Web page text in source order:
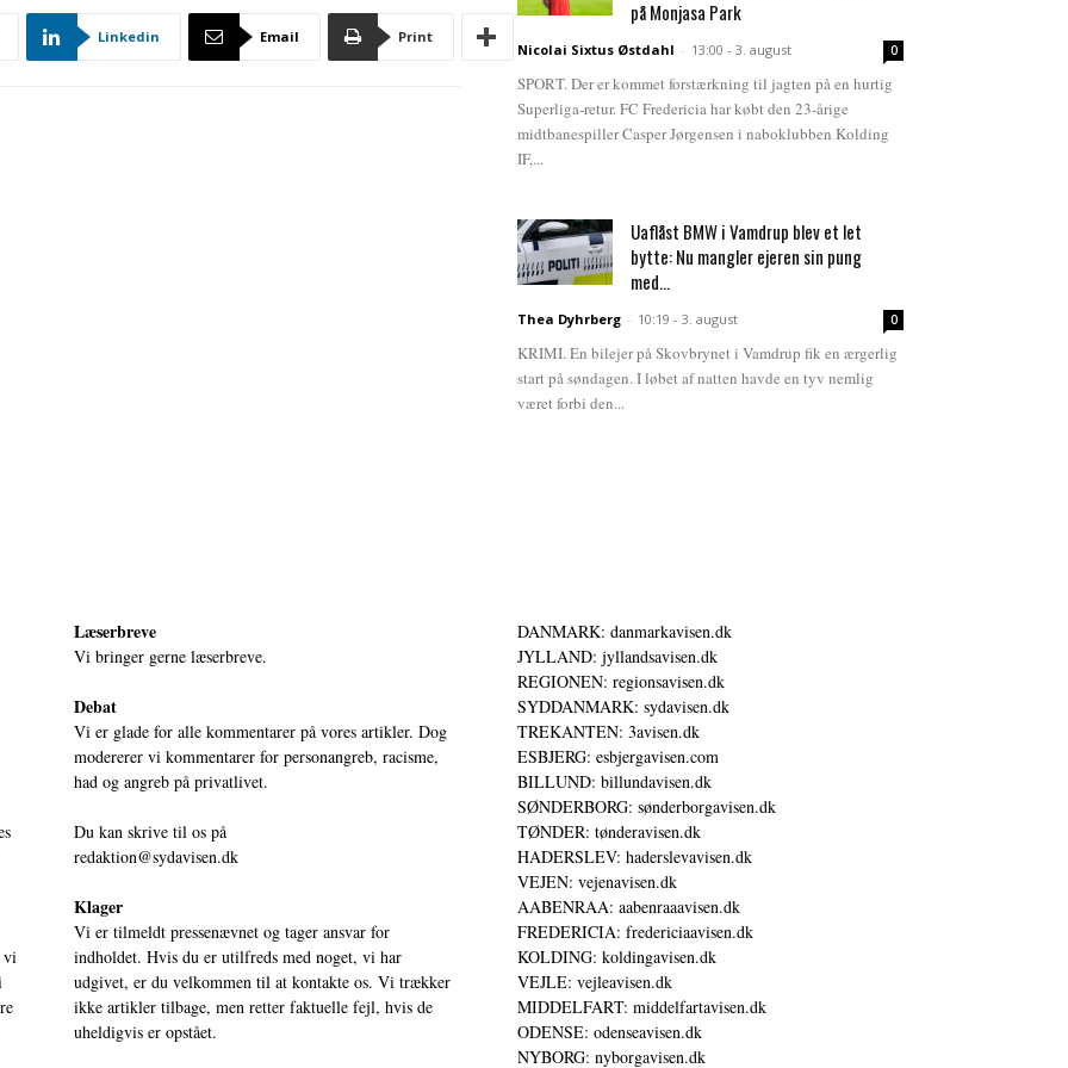
Linkedin Email Print
på Monjasa Park
Nicolai Sixtus Østdahl - 13:00 - 3. august 0
SPORT. Der er kommet forstærkning til jagten på en hurtig
Superliga-retur. FC Fredericia har købt den 23-årige
midtbanespiller Casper Jørgensen i naboklubben Kolding
IF,...
Uaflåst BMW i Vamdrup blev et let
bytte: Nu mangler ejeren sin pung
med...
Thea Dyhrberg - 10:19 - 3. august 0
KRIMI. En bilejer på Skovbrynet i Vamdrup fik en ærgerlig
start på søndagen. I løbet af natten havde en tyv nemlig
været forbi den...
vi
Læserbreve
Vi bringer gerne læserbreve.
Debat
Vi er glade for alle kommentarer på vores artikler. Dog
modererer vi kommentarer for personangreb, racisme,
had og angreb på privatlivet.
Du kan skrive til os på
redaktion@sydavisen.dk
Klager
Vi er tilmeldt pressenævnet og tager ansvar for
indholdet. Hvis du er utilfreds med noget, vi har
udgivet, er du velkommen til at kontakte os. Vi trækker
ikke artikler tilbage, men retter faktuelle fejl, hvis de
uheldigvis er opstået.
DANMARK: danmarkavisen.dk
JYLLAND: jyllandsavisen.dk
REGIONEN: regionsavisen.dk
SYDDANMARK: sydavisen.dk
TREKANTEN: 3avisen.dk
ESBJERG: esbjergavisen.com
BILLUND: billundavisen.dk
SØNDERBORG: sønderborgavisen.dk
TØNDER: tønderavisen.dk
HADERSLEV: haderslevavisen.dk
VEJEN: vejenavisen.dk
AABENRAA: aabenraaavisen.dk
FREDERICIA: fredericiaavisen.dk
KOLDING: koldingavisen.dk
VEJLE: vejleavisen.dk
MIDDELFART: middelfartavisen.dk
ODENSE: odenseavisen.dk
NYBORG: nyborgavisen.dk